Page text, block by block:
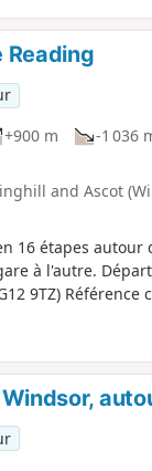
Reading
+900 m -1 036
and Ascot
16 étapes autour
à l'autre.
9TZ) Référence